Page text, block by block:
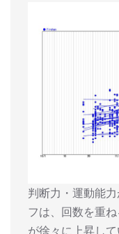
判断力・運動能
フは、回数を重
が徐々に上昇し